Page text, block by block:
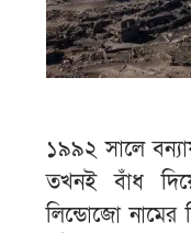
১৯৯২ সালে
তখনই বাঁধ
লিন্ডোজো